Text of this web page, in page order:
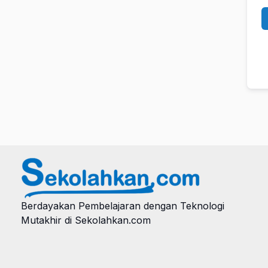
Berdayakan Pembelajaran dengan Teknologi
Mutakhir di Sekolahkan.com